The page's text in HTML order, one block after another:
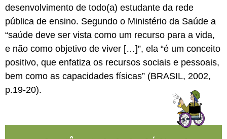
desenvolvimento de todo(a) estudante da rede
pública de ensino. Segundo o Ministério da Saúde a
“saúde deve ser vista como um recurso para a vida,
e não como objetivo de viver […]”, ela “é um conceito
positivo, que enfatiza os recursos sociais e pessoais,
bem como as capacidades físicas” (BRASIL, 2002,
p.19-20).